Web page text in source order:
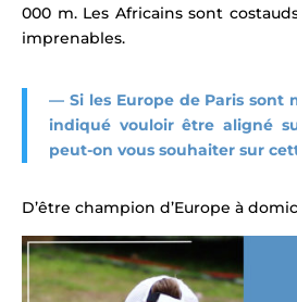
000 m. Les Africains sont
imprenables.
— Si les Europe de Paris sont
indiqué vouloir être aligné
peut-on vous souhaiter sur
D’être champion d’Europe à